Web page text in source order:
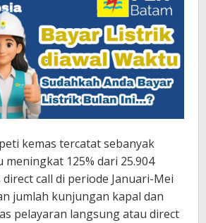
kemas tercatat sebanyak
meningkat 125% dari 25.904
direct call di periode Januari-Mei
jumlah kunjungan kapal dan
pelayaran langsung atau direct